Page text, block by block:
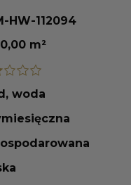
HW-112094
m²
woda